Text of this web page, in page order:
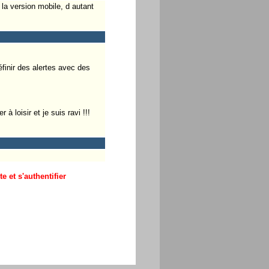
version mobile, d autant
des alertes avec des
à loisir et je suis ravi !!!
et s'authentifier